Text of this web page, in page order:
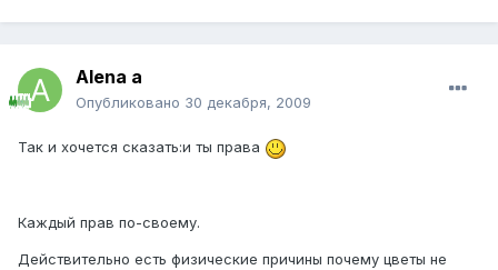
Alena a
Опубликовано 30 декабря, 2009
Так и хочется сказать:и ты права
Каждый прав по-своему.
Действительно есть физические причины почему цветы не